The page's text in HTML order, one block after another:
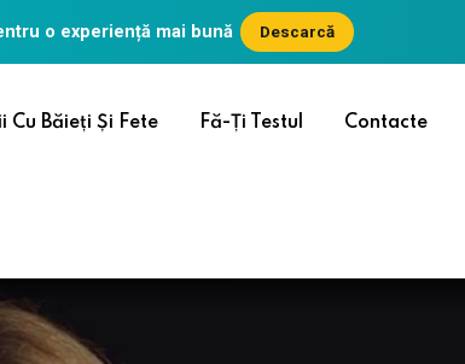
o experiență mai bună Descarcă
Cu Băieți Și Fete Fă-Ți Testul Contacte